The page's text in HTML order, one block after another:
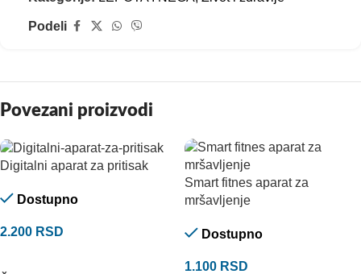
Podeli
Povezani proizvodi
Digitalni aparat za pritisak
Dostupno
2.200 RSD
Smart fitnes aparat za
mršavljenje
Dostupno
1.100 RSD